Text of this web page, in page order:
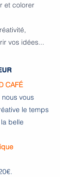
et colorer
vos idées...
CAFÉ
vous
le temps
belle